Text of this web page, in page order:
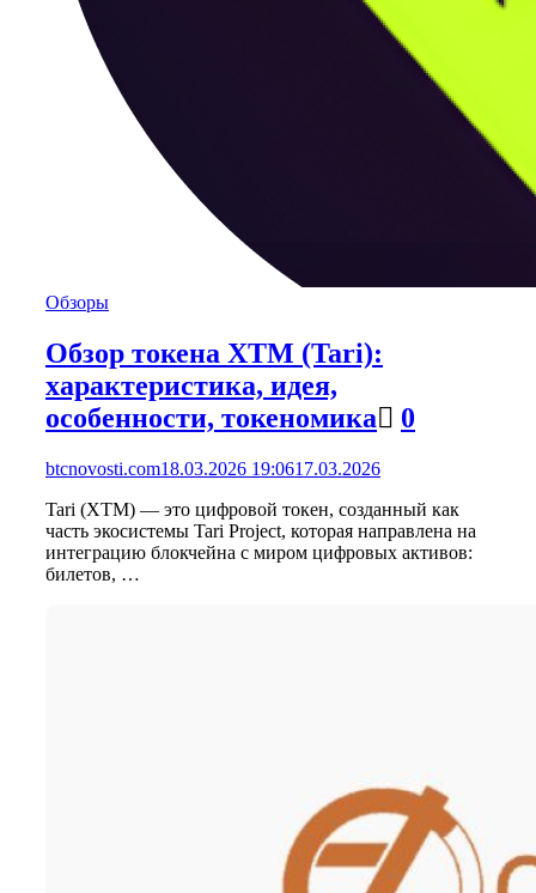
Обзоры
Обзор токена XTM (Tari):
характеристика, идея,
особенности, токеномика
0
btcnovosti.com18.03.2026 19:0617.03.2026
Tari (XTM) — это цифровой токен, созданный как
часть экосистемы Tari Project, которая направлена на
интеграцию блокчейна с миром цифровых активов:
билетов, …